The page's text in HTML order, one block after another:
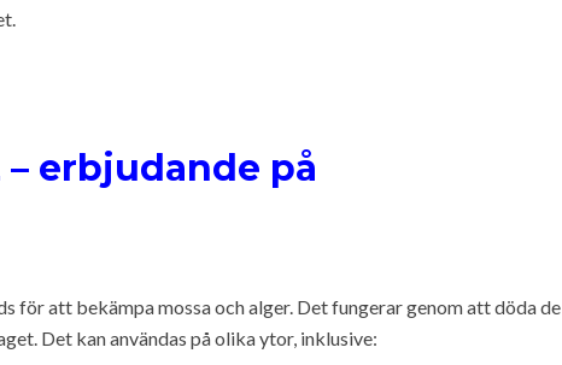
– erbjudande på
för att bekämpa mossa och alger. Det fungerar genom att döda de
Det kan användas på olika ytor, inklusive: